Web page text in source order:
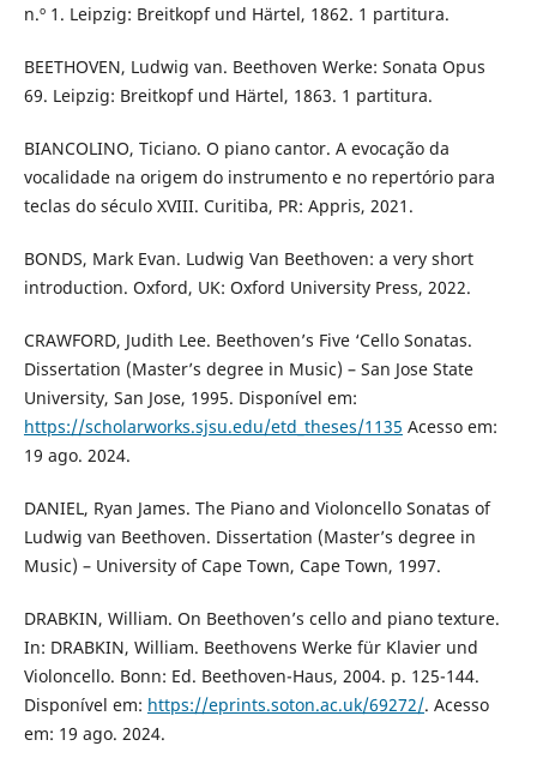
n.º 1. Leipzig: Breitkopf und Härtel, 1862. 1 partitura.
BEETHOVEN, Ludwig van. Beethoven Werke: Sonata Opus
69. Leipzig: Breitkopf und Härtel, 1863. 1 partitura.
BIANCOLINO, Ticiano. O piano cantor. A evocação da
vocalidade na origem do instrumento e no repertório para
teclas do século XVIII. Curitiba, PR: Appris, 2021.
BONDS, Mark Evan. Ludwig Van Beethoven: a very short
introduction. Oxford, UK: Oxford University Press, 2022.
CRAWFORD, Judith Lee. Beethoven’s Five ‘Cello Sonatas.
Dissertation (Master’s degree in Music) – San Jose State
University, San Jose, 1995. Disponível em:
https://scholarworks.sjsu.edu/etd_theses/1135 Acesso em:
19 ago. 2024.
DANIEL, Ryan James. The Piano and Violoncello Sonatas of
Ludwig van Beethoven. Dissertation (Master’s degree in
Music) – University of Cape Town, Cape Town, 1997.
DRABKIN, William. On Beethoven’s cello and piano texture.
In: DRABKIN, William. Beethovens Werke für Klavier und
Violoncello. Bonn: Ed. Beethoven-Haus, 2004. p. 125-144.
Disponível em: https://eprints.soton.ac.uk/69272/. Acesso
em: 19 ago. 2024.